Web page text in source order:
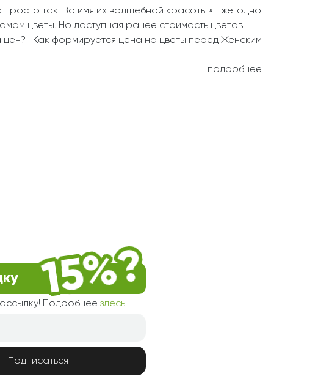
так. Во имя их волшебной красоты!» Ежегодно
цветы. Но доступная ранее стоимость цветов
цен? Как формируется цена на цветы перед Женским
подробнее...
Подробнее здесь.
Подписаться